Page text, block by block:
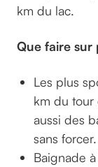
km du lac.
Que faire sur
Les plus
km du tour
aussi des
sans forcer.
Baignade